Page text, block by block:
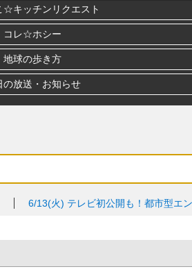
☆キッチンリクエスト
コレ☆ホシー
地球の歩き方
の放送・お知らせ
6/13(火) テレビ初公開も！都市型エ